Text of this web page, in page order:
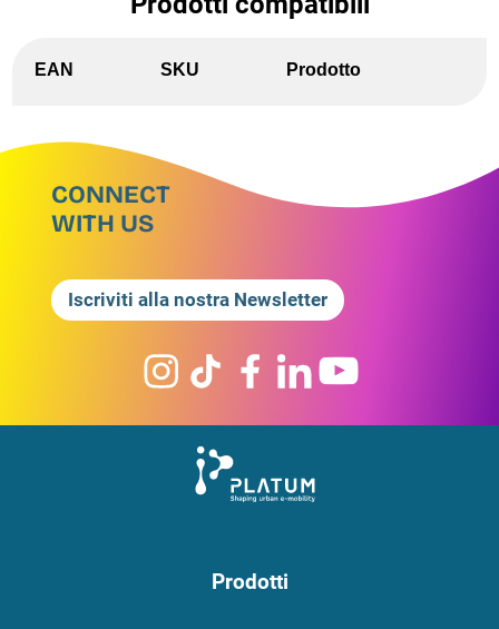
EAN SKU Prodotto
CONNECT
WITH US
Iscriviti alla nostra Newsletter
Prodotti